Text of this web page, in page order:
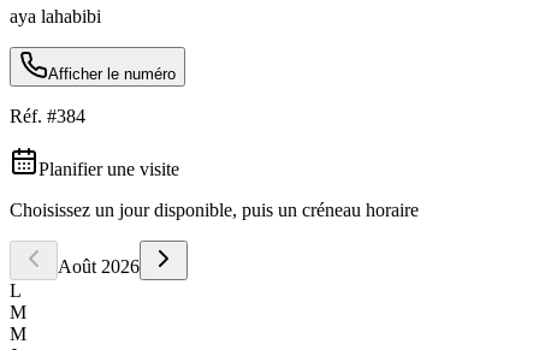
aya lahabibi
Afficher le numéro
Réf. #384
Planifier une visite
Choisissez un jour disponible, puis un créneau horaire
Août 2026
L
M
M